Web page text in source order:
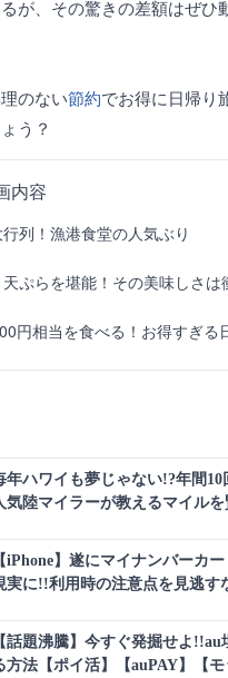
が、その驚きの差額はぜひ
のない節約でお得に日帰り
う？
内容
列！漁港食堂の人気ぶり
ぷらを堪能！その美味しさは
円相当を食べる！お得すぎる
年ハワイも夢じゃない!?年間10
気陸マイラーが教えるマイル
【iPhone】遂にマイナンバーカ
実に!!利用時の注意点を見逃す
【話題沸騰】今すぐ発掘せよ
方法【ポイ活】【auPAY】【モ